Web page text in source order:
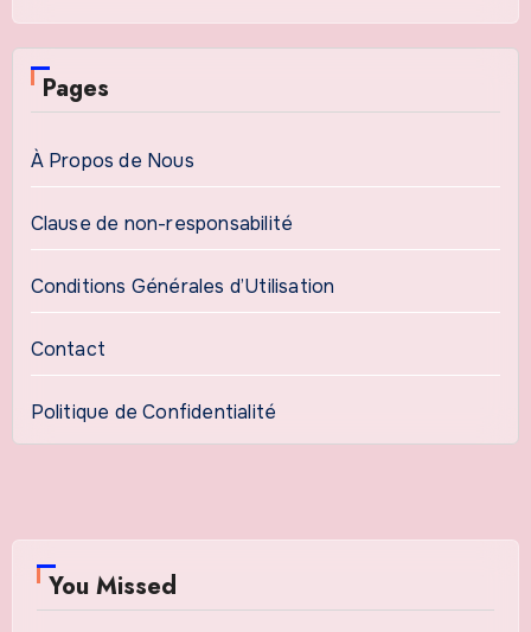
Pages
À Propos de Nous
Clause de non-responsabilité
Conditions Générales d’Utilisation
Contact
Politique de Confidentialité
You Missed